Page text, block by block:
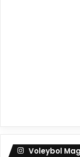
Voleybol